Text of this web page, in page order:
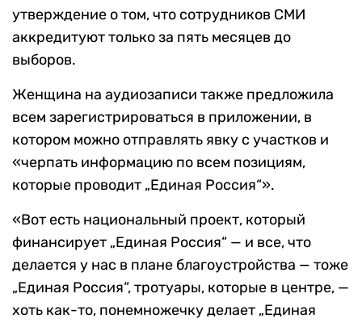
утверждение о том, что сотрудников СМИ
аккредитуют только за пять месяцев до
выборов.
Женщина на аудиозаписи также предложила
всем зарегистрироваться в приложении, в
котором можно отправлять явку с участков и
«черпать информацию по всем позициям,
которые проводит „Единая Россия“».
«Вот есть национальный проект, который
финансирует „Единая Россия“ — и все, что
делается у нас в плане благоустройства — тоже
„Единая Россия“, тротуары, которые в центре, —
хоть как-то, понемножечку делает „Единая